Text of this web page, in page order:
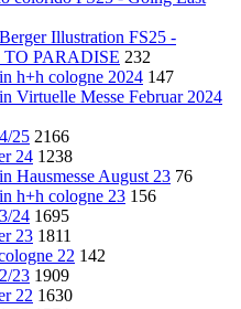
Illustration FS25 -
TO PARADISE 232
h+h cologne 2024 147
Virtuelle Messe Februar 2024
25 2166
24 1238
Hausmesse August 23 76
h+h cologne 23 156
24 1695
23 1811
22 142
23 1909
22 1630